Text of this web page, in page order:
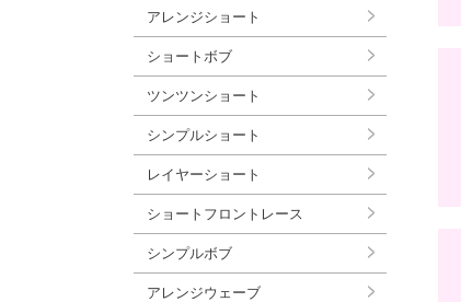
アレンジショート
ショートボブ
ツンツンショート
シンプルショート
レイヤーショート
ショートフロントレース
シンプルボブ
アレンジウェーブ